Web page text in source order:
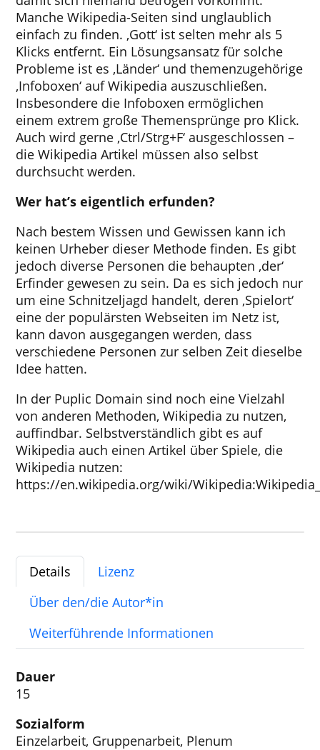
Manche Wikipedia-Seiten sind unglaublich
einfach zu finden. ‚Gott‘ ist selten mehr als 5
Klicks entfernt. Ein Lösungsansatz für solche
Probleme ist es ‚Länder‘ und themenzugehörige
‚Infoboxen‘ auf Wikipedia auszuschließen.
Insbesondere die Infoboxen ermöglichen
einem extrem große Themensprünge pro Klick.
Auch wird gerne ‚Ctrl/Strg+F‘ ausgeschlossen –
die Wikipedia Artikel müssen also selbst
durchsucht werden.
Wer hat’s eigentlich erfunden?
Nach bestem Wissen und Gewissen kann ich
keinen Urheber dieser Methode finden. Es gibt
jedoch diverse Personen die behaupten ‚der‘
Erfinder gewesen zu sein. Da es sich jedoch nur
um eine Schnitzeljagd handelt, deren ‚Spielort‘
eine der populärsten Webseiten im Netz ist,
kann davon ausgegangen werden, dass
verschiedene Personen zur selben Zeit dieselbe
Idee hatten.
In der Puplic Domain sind noch eine Vielzahl
von anderen Methoden, Wikipedia zu nutzen,
auffindbar. Selbstverständlich gibt es auf
Wikipedia auch einen Artikel über Spiele, die
Wikipedia nutzen:
https://en.wikipedia.org/wiki/
Details
Lizenz
Über den/die Autor*in
Weiterführende Informationen
Dauer
15
Sozialform
Einzelarbeit, Gruppenarbeit, Plenum